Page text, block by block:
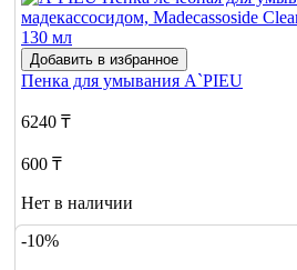
Добавить в избранное
Пенка для умывания A`PIEU
6240 ₸
600 ₸
Нет в наличии
Сообщить
-10%